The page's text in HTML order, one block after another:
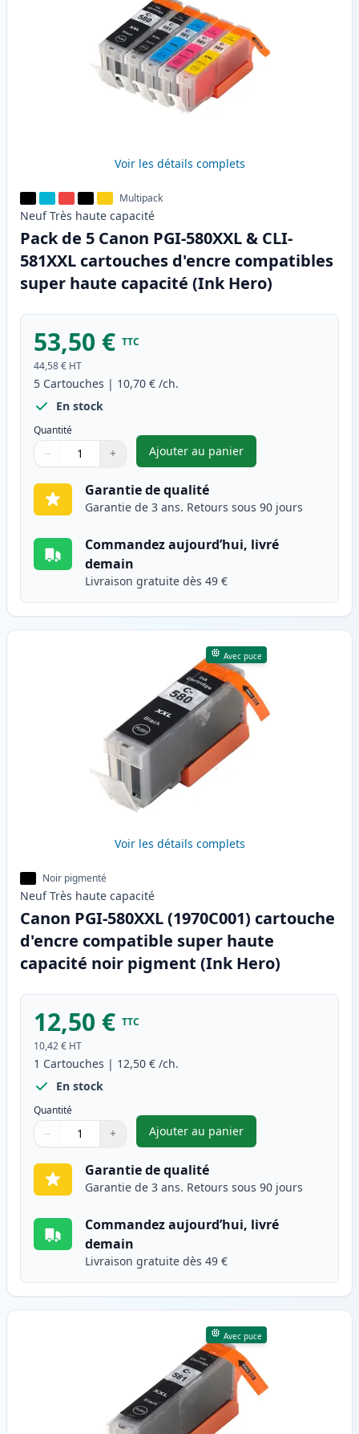
Voir les détails complets
Multipack
Neuf Très haute capacité
Pack de 5 Canon PGI-580XXL & CLI-
581XXL cartouches d'encre compatibles
super haute capacité (Ink Hero)
53,50 € TTC
44,58 € HT
5 Cartouches | 10,70 € /ch.
En stock
Quantité
Quantité
Utilisez les boutons pour ajuster
− +
Quantité
Ajouter au panier
,Pack de 5 Canon PGI-
Garantie de qualité
Garantie de 3 ans. Retours sous 90 jours
Commandez aujourd’hui, livré
demain
Livraison gratuite dès 49 €
Avec puce
Voir les détails complets
Noir pigmenté
Neuf Très haute capacité
Canon PGI-580XXL (1970C001) cartouche
d'encre compatible super haute
capacité noir pigment (Ink Hero)
12,50 € TTC
10,42 € HT
1 Cartouches | 12,50 € /ch.
En stock
Quantité
Quantité
Utilisez les boutons pour ajuster
− +
Quantité
Ajouter au panier
,Canon PGI-580XXL
Garantie de qualité
Garantie de 3 ans. Retours sous 90 jours
Commandez aujourd’hui, livré
demain
Livraison gratuite dès 49 €
Avec puce